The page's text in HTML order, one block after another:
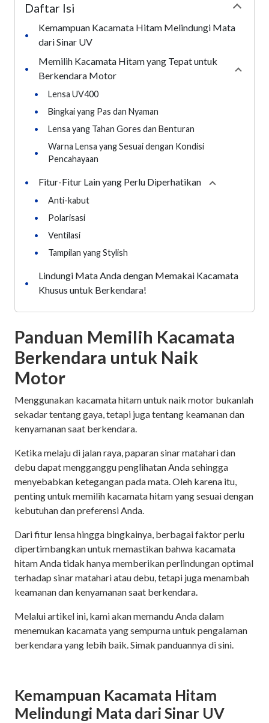
Daftar Isi
•
Kemampuan Kacamata Hitam Melindungi Mata
dari Sinar UV
•
Memilih Kacamata Hitam yang Tepat untuk
Berkendara Motor
•
Lensa UV400
•
Bingkai yang Pas dan Nyaman
•
Lensa yang Tahan Gores dan Benturan
•
Warna Lensa yang Sesuai dengan Kondisi
Pencahayaan
• Fitur-Fitur Lain yang Perlu Diperhatikan Collapse
•
Anti-kabut
•
Polarisasi
•
Ventilasi
•
Tampilan yang Stylish
•
Lindungi Mata Anda dengan Memakai Kacamata
Khusus untuk Berkendara!
Panduan Memilih Kacamata
Berkendara untuk Naik
Motor
Menggunakan kacamata hitam untuk naik motor bukanlah
sekadar tentang gaya, tetapi juga tentang keamanan dan
kenyamanan saat berkendara.
Ketika melaju di jalan raya, paparan sinar matahari dan
debu dapat mengganggu penglihatan Anda sehingga
menyebabkan ketegangan pada mata. Oleh karena itu,
penting untuk memilih kacamata hitam yang sesuai dengan
kebutuhan dan preferensi Anda.
Dari fitur lensa hingga bingkainya, berbagai faktor perlu
dipertimbangkan untuk memastikan bahwa kacamata
hitam Anda tidak hanya memberikan perlindungan optimal
terhadap sinar matahari atau debu, tetapi juga menambah
keamanan dan kenyamanan saat berkendara.
Melalui artikel ini, kami akan memandu Anda dalam
menemukan kacamata yang sempurna untuk pengalaman
berkendara yang lebih baik. Simak panduannya di sini.
Kemampuan Kacamata Hitam
Melindungi Mata dari Sinar UV